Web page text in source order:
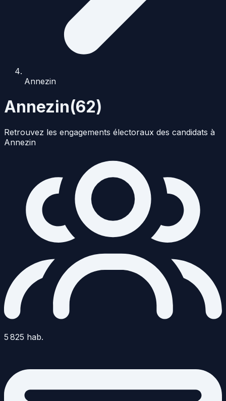
Annezin
Annezin(62)
Retrouvez les engagements électoraux des candidats à
Annezin
5 825 hab.